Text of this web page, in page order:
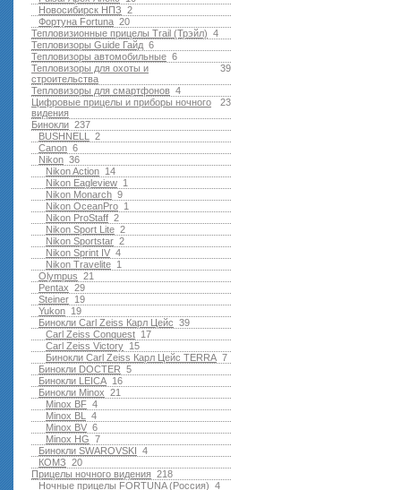
2
Новосибирск НПЗ
20
Фортуна Fortuna
4
Тепловизионные прицелы Trail (Трэйл)
6
Тепловизоры Guide Гайд
6
Тепловизоры автомобильные
39
Тепловизоры для охоты и
строительства
4
Тепловизоры для смартфонов
23
Цифровые прицелы и приборы ночного
видения
237
Бинокли
2
BUSHNELL
6
Canon
36
Nikon
14
Nikon Action
1
Nikon Eagleview
9
Nikon Monarch
1
Nikon OceanPro
2
Nikon ProStaff
2
Nikon Sport Lite
2
Nikon Sportstar
4
Nikon Sprint IV
1
Nikon Travelite
21
Olympus
29
Pentax
19
Steiner
19
Yukon
39
Бинокли Carl Zeiss Карл Цейс
17
Carl Zeiss Conquest
15
Carl Zeiss Victory
7
Бинокли Carl Zeiss Карл Цейс TERRA
5
Бинокли DOCTER
16
Бинокли LEICA
21
Бинокли Minox
4
Minox BF
4
Minox BL
6
Minox BV
7
Minox HG
4
Бинокли SWAROVSKI
20
КОМЗ
218
Прицелы ночного видения
4
Ночные прицелы FORTUNA (Россия)